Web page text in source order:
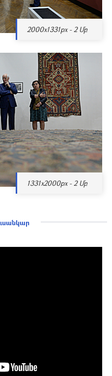
2000x1331px - 2 Մբ
1331x2000px - 2 Մբ